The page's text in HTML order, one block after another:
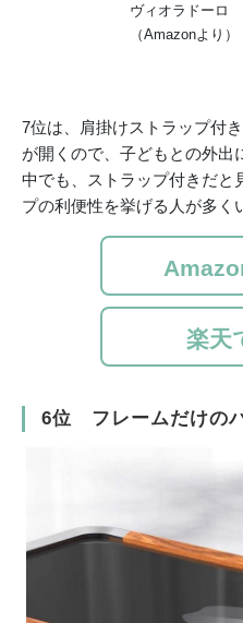
ヴィオラドーロ
（Amazonより）
7位は、肩掛けストラップ付
が開くので、子どもとの外出
中でも、ストラップ付きだと
プの利便性を挙げる人が多く
楽天
6位 フレームだけの